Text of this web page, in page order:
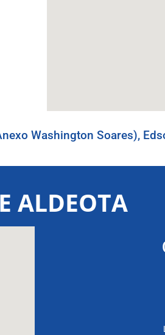
Washington Soares),
ALDEOTA